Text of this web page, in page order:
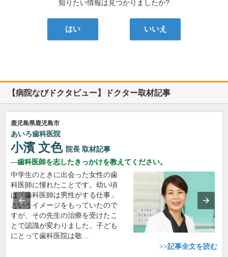
知りたい情報は見つかりましたか?
はい いいえ
【病院なびドクタビュー】ドクター取材記事
鹿児島県鹿児島市
あいろ歯科医院
小濱 文色 院長 取材記事
歯科医師を志したきっかけを教えてください。
中学生のときに出会った女性の歯
科医師に憧れたことです。幼い頃
は「歯科医師は男性がする仕事」
というイメージをもっていたので
すが、その先生の治療を受けたこ
とで認識が変わりました。子ども
にとって歯科医院は敬…
>>記事全文を読む